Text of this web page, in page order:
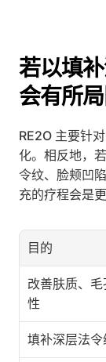
若以填
会有所
RE2O 主要针
化。相反地，
令纹、脸颊凹
充的疗程会是
目的
改善肤质、
性
填补深层法令